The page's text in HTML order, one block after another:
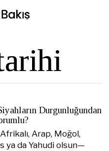
Durgunluğundan
Arap, Moğol,
ya da Yahudi olsun—